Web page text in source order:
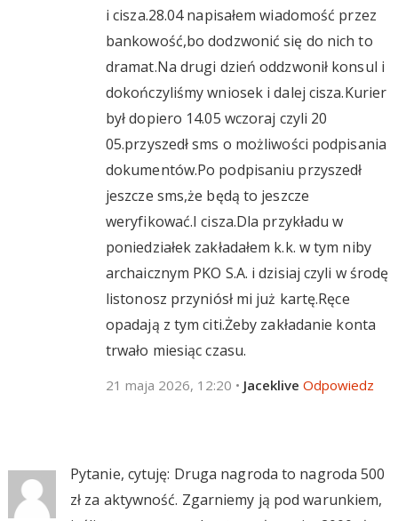
i cisza.28.04 napisałem wiadomość przez
bankowość,bo dodzwonić się do nich to
dramat.Na drugi dzień oddzwonił konsul i
dokończyliśmy wniosek i dalej cisza.Kurier
był dopiero 14.05 wczoraj czyli 20
05.przyszedł sms o możliwości podpisania
dokumentów.Po podpisaniu przyszedł
jeszcze sms,że będą to jeszcze
weryfikować.I cisza.Dla przykładu w
poniedziałek zakładałem k.k. w tym niby
archaicznym PKO S.A. i dzisiaj czyli w środę
listonosz przyniósł mi już kartę.Ręce
opadają z tym citi.Żeby zakładanie konta
trwało miesiąc czasu.
21 maja 2026, 12:20 • Jaceklive Odpowiedz
Pytanie, cytuję: Druga nagroda to nagroda 500
zł za aktywność. Zgarniemy ją pod warunkiem,